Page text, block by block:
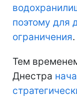
поэтому для
ограничения.
Тем
Днестра